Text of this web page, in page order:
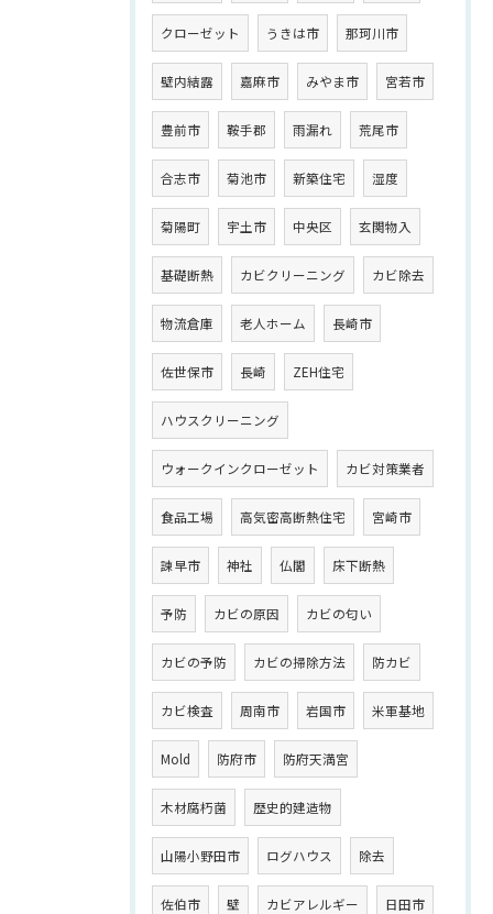
クローゼット うきは市 那珂川市
壁内結露 嘉麻市 みやま市 宮若市
豊前市 鞍手郡 雨漏れ 荒尾市
合志市 菊池市 新築住宅 湿度
菊陽町 宇土市 中央区 玄関物入
基礎断熱 カビクリーニング カビ除去
物流倉庫 老人ホーム 長崎市
佐世保市 長崎 ZEH住宅
ハウスクリーニング
ウォークインクローゼット カビ対策業者
食品工場 高気密高断熱住宅 宮崎市
諫早市 神社 仏閣 床下断熱
予防 カビの原因 カビの匂い
カビの予防 カビの掃除方法 防カビ
カビ検査 周南市 岩国市 米軍基地
Mold 防府市 防府天満宮
木材腐朽菌 歴史的建造物
山陽小野田市 ログハウス 除去
佐伯市 壁 カビアレルギー 日田市